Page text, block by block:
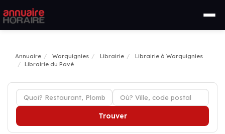
Annuaire Warquignies Librairie
Librairie à Warquignies
Librairie du Pavé
Trouver